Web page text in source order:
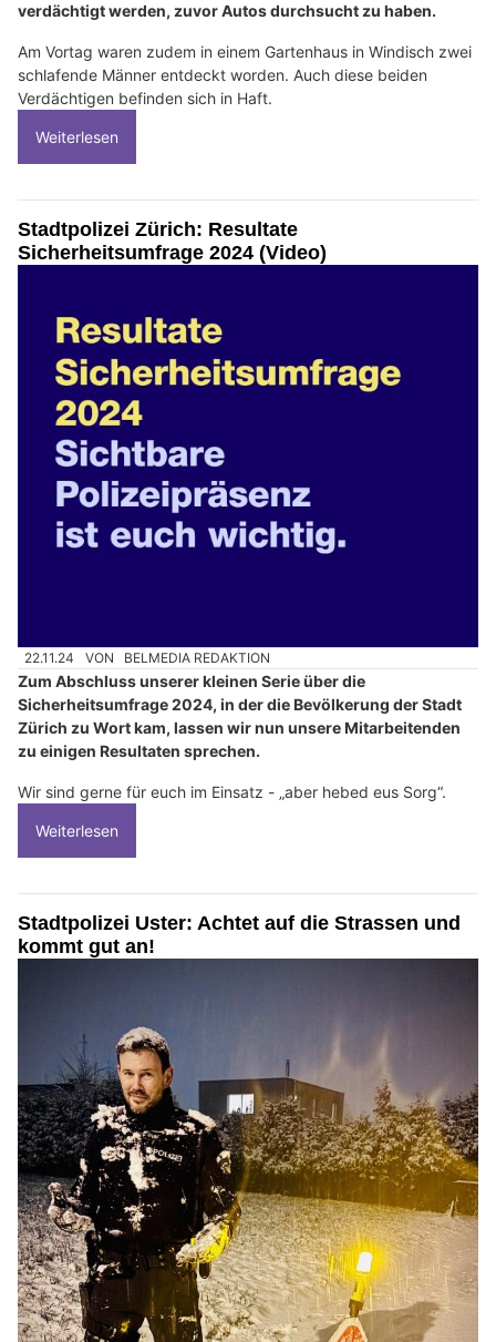
verdächtigt werden, zuvor Autos durchsucht zu haben.
Am Vortag waren zudem in einem Gartenhaus in Windisch zwei
schlafende Männer entdeckt worden. Auch diese beiden
Verdächtigen befinden sich in Haft.
Weiterlesen
Stadtpolizei Zürich: Resultate
Sicherheitsumfrage 2024 (Video)
22.11.24 VON BELMEDIA REDAKTION
Zum Abschluss unserer kleinen Serie über die
Sicherheitsumfrage 2024, in der die Bevölkerung der Stadt
Zürich zu Wort kam, lassen wir nun unsere Mitarbeitenden
zu einigen Resultaten sprechen.
Wir sind gerne für euch im Einsatz - „aber hebed eus Sorg“.
Weiterlesen
Stadtpolizei Uster: Achtet auf die Strassen und
kommt gut an!